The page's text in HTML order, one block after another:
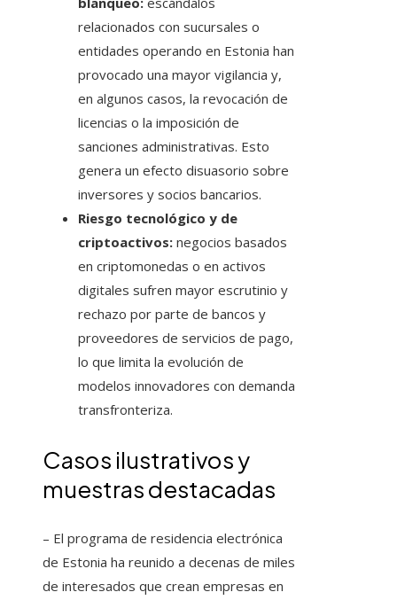
relacionados con sucursales o
entidades operando en Estonia han
provocado una mayor vigilancia y,
en algunos casos, la revocación de
licencias o la imposición de
sanciones administrativas. Esto
genera un efecto disuasorio sobre
inversores y socios bancarios.
Riesgo tecnológico y de
criptoactivos: negocios basados
en criptomonedas o en activos
digitales sufren mayor escrutinio y
rechazo por parte de bancos y
proveedores de servicios de pago,
lo que limita la evolución de
modelos innovadores con demanda
transfronteriza.
Casos ilustrativos y
muestras destacadas
– El programa de residencia electrónica
de Estonia ha reunido a decenas de miles
de interesados que crean empresas en